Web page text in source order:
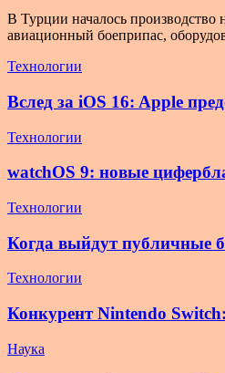
В Турции началось производство
авиационный боеприпас,
Технологии
Вслед за iOS 16: Apple
Технологии
watchOS 9: новые
Технологии
Когда выйдут публичные
Технологии
Конкурент Nintendo
Наука